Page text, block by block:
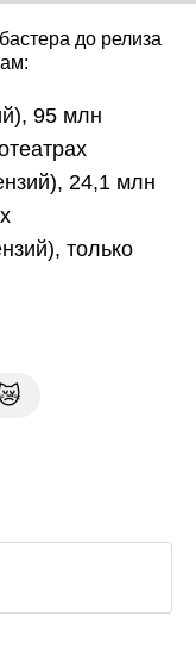
до релиза
95 млн
24,1 млн
только